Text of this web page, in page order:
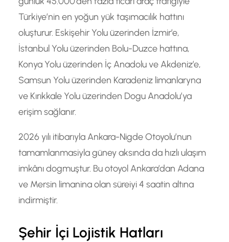
Türkiye’nin en yoğun yük taşımacılık hattını
oluşturur. Eskişehir Yolu üzerinden İzmir’e,
İstanbul Yolu üzerinden Bolu-Duzce hattına,
Konya Yolu üzerinden İç Anadolu ve Akdeniz’e,
Samsun Yolu üzerinden Karadeniz limanlaryna
ve Kırıkkale Yolu üzerinden Dogu Anadolu’ya
erişim sağlanır.
2026 yılı itibarıyla Ankara-Nigde Otoyolu’nun
tamamlanmasiyla güney aksında da hızlı ulaşım
imkânı dogmuştur. Bu otoyol Ankara’dan Adana
ve Mersin limanina olan süreiyi 4 saatin altına
indirmiştir.
Şehir İçi Lojistik Hatları